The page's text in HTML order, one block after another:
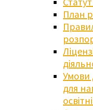
План
Умови
для